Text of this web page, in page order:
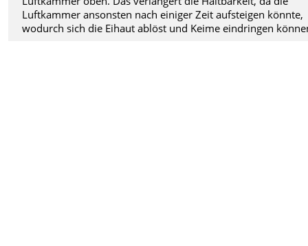
Luftkammer ansonsten nach einiger Zeit aufsteigen könnte,
wodurch sich die Eihaut ablöst und Keime eindringen